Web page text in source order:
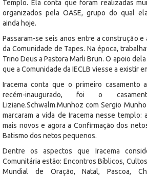
Templo. Ela conta que foram realizadas
organizados pela OASE, grupo do qual
ainda hoje.
Passaram-se seis anos entre a construção e
da Comunidade de Tapes. Na época,
Trino Deus a Pastora Marli Brun. O apoio
que a Comunidade da IECLB viesse a existir
Iracema conta que o primeiro casamento
recém-inaugurado, foi o
Liziane.Schwalm.Munhoz com Sergio
marcaram a vida de Iracema nesse templo:
mais novos e agora a Confirmação dos
Batismo dos netos pequenos.
Dentre os aspectos que Iracema
Comunitária estão: Encontros Bíblicos,
Mundial de Oração, Natal, Pascoa,